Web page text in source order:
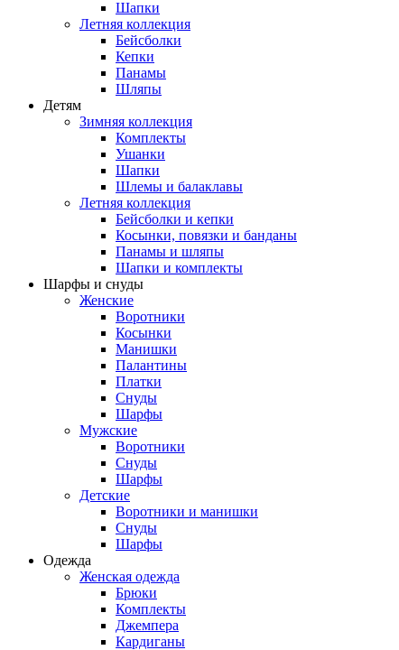
Шапки
Летняя коллекция
Бейсболки
Кепки
Панамы
Шляпы
Детям
Зимняя коллекция
Комплекты
Ушанки
Шапки
Шлемы и балаклавы
Летняя коллекция
Бейсболки и кепки
Косынки, повязки и банданы
Панамы и шляпы
Шапки и комплекты
Шарфы и снуды
Женские
Воротники
Косынки
Манишки
Палантины
Платки
Снуды
Шарфы
Мужские
Воротники
Снуды
Шарфы
Детские
Воротники и манишки
Снуды
Шарфы
Одежда
Женская одежда
Брюки
Комплекты
Джемпера
Кардиганы